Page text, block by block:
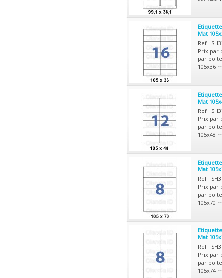
Mat
Ref :
Prix par
par
105x36
Mat
Ref :
Prix par
par
105x48
Mat
Ref :
Prix par
par
105x70
Mat
Ref :
Prix par
par
105x74